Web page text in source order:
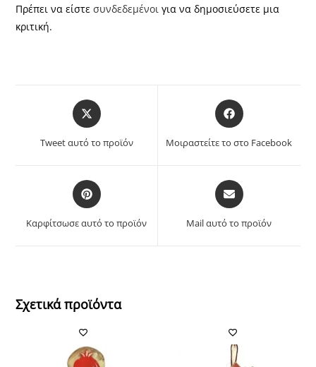
Πρέπει να είστεσυνδεδεμένοιγια να δημοσιεύσετε μια
κριτική.
Opens
in
new
Tweet αυτό το προϊόν
Opens
in
new
Μοιραστείτε το στο Facebook
Opens
in
new
Καρφίτσωσε αυτό το προϊόν
Opens
in
new
Mail αυτό το προϊόν
Σχετικά προϊόντα